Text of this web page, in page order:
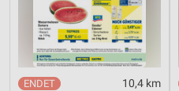
10,4 km
Verwendung genauer
Geräte anhand von aktiv
Informationen identifizieren
Nicht-IAB-Verarbeitungszwecke: